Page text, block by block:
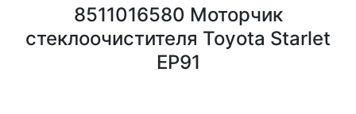
8511016580 Моторчик
стеклоочистителя Toyota Starlet
EP91